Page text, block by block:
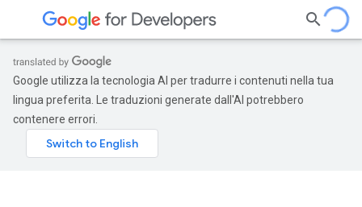
Google utilizza la tecnologia AI per tradurre i contenuti nella tua
lingua preferita. Le traduzioni generate dall'AI potrebbero
contenere errori.